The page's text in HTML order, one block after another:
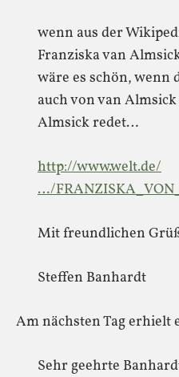
wenn aus der
Franziska van
wäre es schön, wenn
auch von van
Almsick redet…
http://www.welt.de/
…/
Mit freundlichen
Steffen Banhardt
Am nächsten Tag
Sehr geehrte